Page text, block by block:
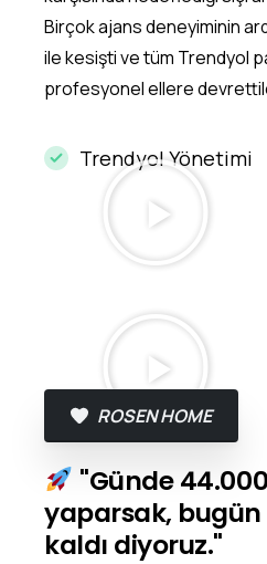
Birçok ajans deneyiminin
ile kesişti ve tüm Trendyol
profesyonel ellere
Trendyol Yönetimi
ROSEN HOME
"Günde
yaparsak,
kaldı diyoruz."